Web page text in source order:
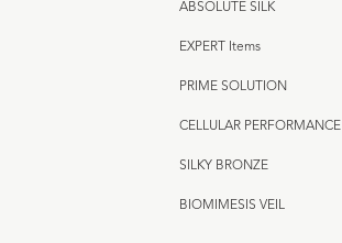
ABSOLUTE SILK
EXPERT Items
PRIME SOLUTION
CELLULAR PERFORMANCE
SILKY BRONZE
BIOMIMESIS VEIL